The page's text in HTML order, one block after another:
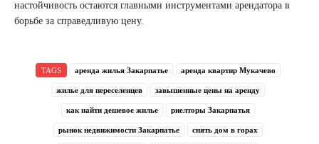
настойчивость остаются главными инструментами арендатора в
борьбе за справедливую цену.
TAGS аренда жилья Закарпатье аренда квартир Мукачево
жилье для переселенцев завышенные цены на аренду
как найти дешевое жилье риелторы Закарпатья
рынок недвижимости Закарпатье снять дом в горах